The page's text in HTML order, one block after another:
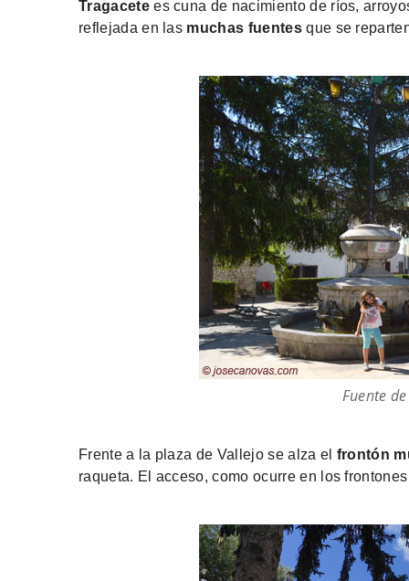
Tragacetees cuna de nacimiento de ríos,
reflejada en las muchas fuentesque se
Fuente
Frente a la plaza de Vallejo se alza el frontón
raqueta. El acceso, como ocurre en los